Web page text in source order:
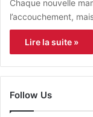
Chaque nouvelle
l’accouchement,
Lire la suite »
Follow Us